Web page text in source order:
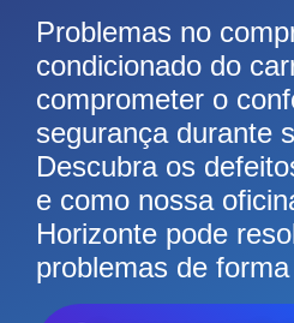
Problemas no
condicionado do
comprometer o
segurança durante
Descubra os
e como nossa
Horizonte pode
problemas de